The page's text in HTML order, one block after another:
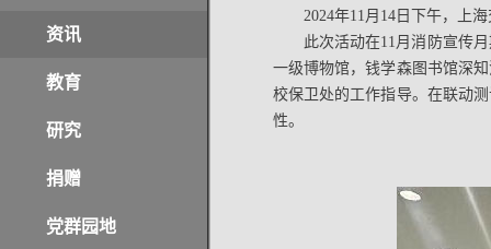
资讯
教育
研究
捐赠
党群园地
2024年11月14日下午，上
此次活动在11月消防宣传
一级博物馆，钱学森图书馆深
校保卫处的工作指导。在联动
性。